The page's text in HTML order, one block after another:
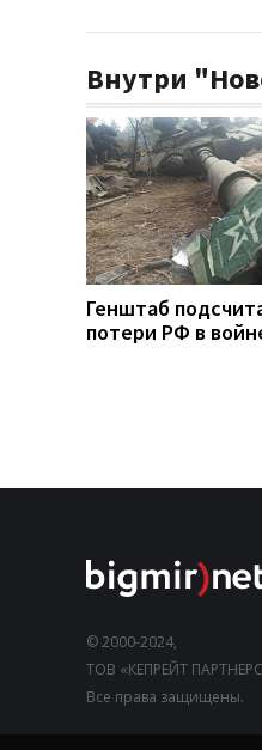
Внутри
Генштаб
потери РФ в
© 2000-2024,
ТОВ «КЕПРЕЙТ
Все права защищены.